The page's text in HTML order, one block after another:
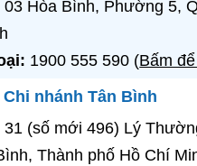
03 Hòa Bình, Phường 5,
1900 555 590 (Bấm
nhánh Tân Bình
31 (số mới 496) Lý
Thành phố Hồ Chí